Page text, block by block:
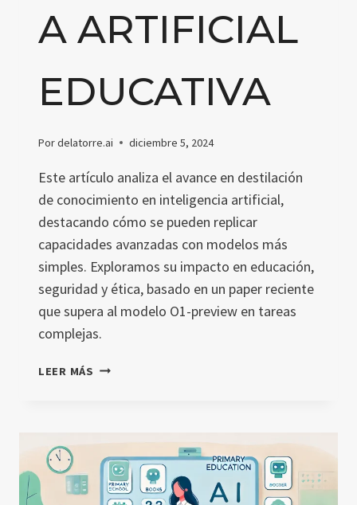
A ARTIFICIAL
EDUCATIVA
Pordelatorre.ai diciembre 5, 2024
Este artículo analiza el avance en destilación
de conocimiento en inteligencia artificial,
destacando cómo se pueden replicar
capacidades avanzadas con modelos más
simples. Exploramos su impacto en educación,
seguridad y ética, basado en un paper reciente
que supera al modelo O1-preview en tareas
complejas.
LEER MÁS DESTILACIÓN
PREVIEW:
CÓMO
MEJORA